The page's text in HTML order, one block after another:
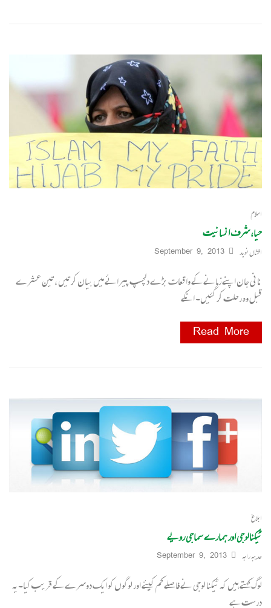
اسلام
حیا، شرف انسانیت
افشاں نوید September 9, 2013
نانی جان اپنے زمانے کے واقعات بڑے دلچسپ پیرائے میں بیان کرتیں ،تین عشرے
قبل وہ رحلت کر گئیں۔ انکے
Read More
ابلاغ
ٹیکنالوجی اور ہمارے سماجی رویے
عدیبہ راجہ September 9, 2013
لوگ کہتے ہیں کہ ٹیکنا لوجی نے فاصلے کم کیئے اور لوگوں کو ایک دوسرے کے قریب کیا۔یہ
درست ہے